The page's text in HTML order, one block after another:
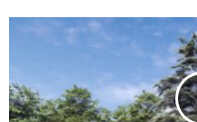
f
e
a
n